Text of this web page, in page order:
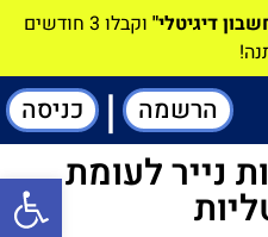
דיגיטלי"
וקבלו 3 חודשים
הרשמה | כניסה
נייר לעומת פתח